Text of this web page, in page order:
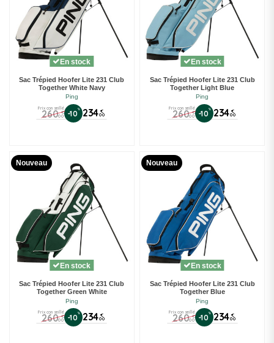
En stock
Sac Trépied Hoofer Lite 231 Club
Together White Navy
Ping
Prix conseillé
260 €
00 -10% 234 €
00
En stock
Sac Trépied Hoofer Lite 231 Club
Together Light Blue
Ping
Prix conseillé
260 €
00 -10% 234 €
00
Nouveau
En stock
Sac Trépied Hoofer Lite 231 Club
Together Green White
Ping
Prix conseillé
260 €
00 -10% 234 €
00
Nouveau
En stock
Sac Trépied Hoofer Lite 231 Club
Together Blue
Ping
Prix conseillé
260 €
00 -10% 234 €
00